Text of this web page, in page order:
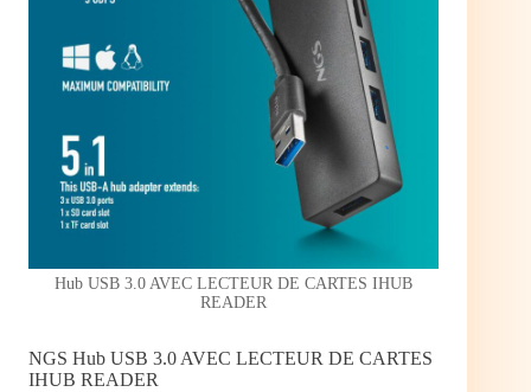
Hub USB 3.0 AVEC LECTEUR DE CARTES IHUB
READER
NGS Hub USB 3.0 AVEC LECTEUR DE CARTES
IHUB READER